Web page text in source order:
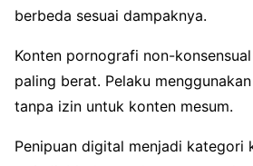
berbeda sesuai dampaknya.
Konten pornografi non-
paling berat. Pelaku
tanpa izin untuk konten mesum.
Penipuan digital menjadi kategori